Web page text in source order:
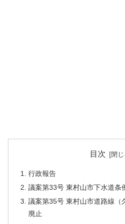
目次
行政報告
議案第33号 東村山市下水道条
議案第35号 東村山市道路線（
廃止